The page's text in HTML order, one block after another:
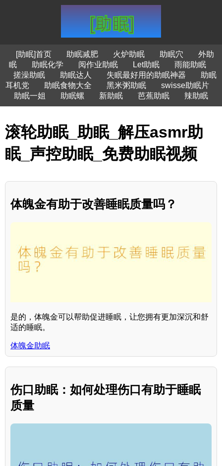
[助眠]首页 助眠减肥 火炉助眠 助眠穴
外助
眠
助眠化学 阅作业助眠 Let助眠
雨能助眠
搓澡助眠
助眠达人 失眠最好用的助眠神器
助眠
耳机党
助眠食物大全 黑米粥助眠
swisse助眠片
助眠一姐
助眠螺 新助眠 芭蕉助眠 辣助眠
滚轮助眠_助眠_解压asmr助
眠_声控助眠_免费助眠视频
体魄金有助于改善睡眠质量吗？
是的，体魄金可以帮助促进睡眠，让您拥有更加深沉和舒
适的睡眠。
体魄金助眠
伤口助眠：如何处理伤口有助于睡眠
质量